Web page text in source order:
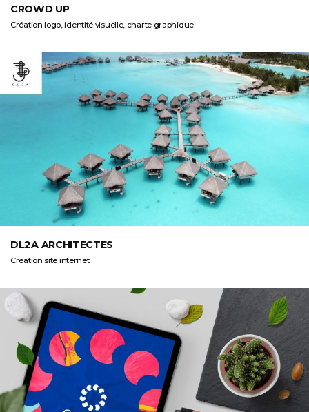
CROWD UP
Création logo, identité visuelle, charte graphique
DL2A ARCHITECTES
Création site internet